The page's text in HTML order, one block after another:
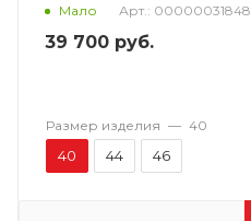
Мало Арт.: 00000031848
39 700 руб.
Размер изделия — 40
40 44 46